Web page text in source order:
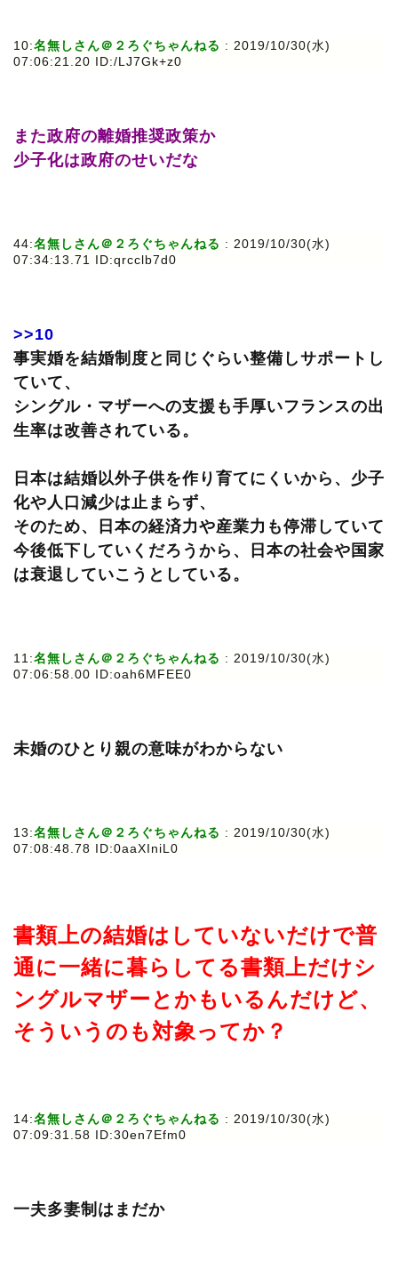
10:名無しさん＠２ろぐちゃんねる : 2019/10/30(水)
07:06:21.20 ID:/LJ7Gk+z0
また政府の離婚推奨政策か
少子化は政府のせいだな
44:名無しさん＠２ろぐちゃんねる : 2019/10/30(水)
07:34:13.71 ID:qrcclb7d0
>>10
事実婚を結婚制度と同じぐらい整備しサポートし
ていて、
シングル・マザーへの支援も手厚いフランスの出
生率は改善されている。
日本は結婚以外子供を作り育てにくいから、少子
化や人口減少は止まらず、
そのため、日本の経済力や産業力も停滞していて
今後低下していくだろうから、日本の社会や国家
は衰退していこうとしている。
11:名無しさん＠２ろぐちゃんねる : 2019/10/30(水)
07:06:58.00 ID:oah6MFEE0
未婚のひとり親の意味がわからない
13:名無しさん＠２ろぐちゃんねる : 2019/10/30(水)
07:08:48.78 ID:0aaXIniL0
書類上の結婚はしていないだけで普
通に一緒に暮らしてる書類上だけシ
ングルマザーとかもいるんだけど、
そういうのも対象ってか？
14:名無しさん＠２ろぐちゃんねる : 2019/10/30(水)
07:09:31.58 ID:30en7Efm0
一夫多妻制はまだか